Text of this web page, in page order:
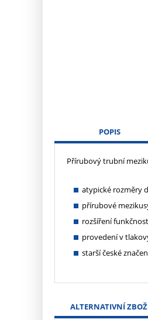
POPIS
Přírubový trubní
atypické rozměry
přírubové
rozšíření
provedení v
starší české
ALTERNATIVNÍ